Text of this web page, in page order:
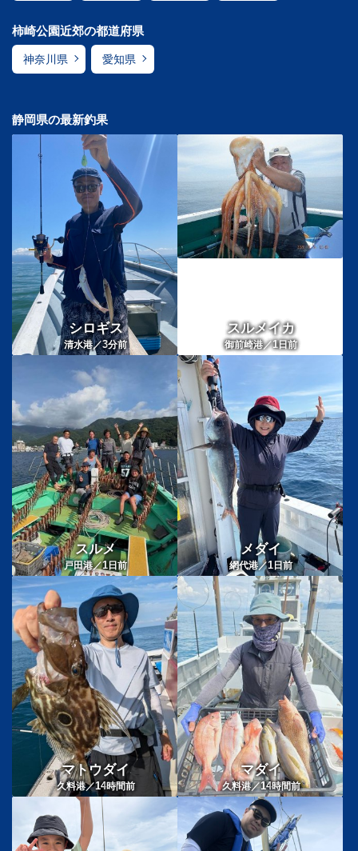
柿崎公園近郊の都道府県
神奈川県 愛知県
静岡県の最新釣果
シロギス
清水港／3分前
スルメイカ
御前崎港／1日前
スルメ
戸田港／1 日前
メダイ
網代港／1 日前
マトウダイ
久料港／14時間前
マダイ
久料港／14時間前